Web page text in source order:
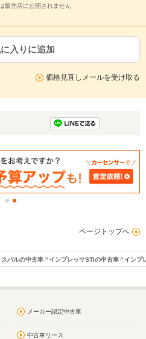
販売店に公開されません
入りに追加
価格見直しメールを受け取る
ページトップへ
スバルの中古車 インプレッサSTIの中古車 インプ
メーカー認定中古車
中古車リース